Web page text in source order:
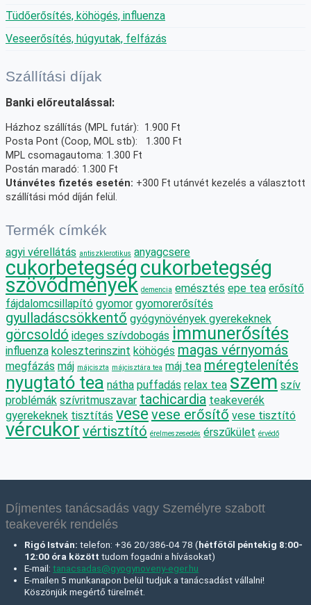
Tüdőerősítés, köhögés, influenza
Veseerősítés, húgyutak, felfázás
Szállítási díjak
Banki előreutalással:
Házhoz szállítás (MPL futár): 1.900 Ft
Posta Pont (Coop, MOL stb): 1.300 Ft
MPL csomagautoma: 1.300 Ft
Postán maradó: 1.300 Ft
Utánvétes fizetés esetén: +300 Ft utánvét kezelés a választott
szállítási mód díján felül.
Termék címkék
agyi vérellátás antiszklerotikus anyagcsere
cukorbetegség cukorbetegség
szövődmények demencia emésztés epe tea erősítő
fájdalomcsillapító gyomor gyomorerősítés
gyulladáscsökkentő gyógynövények gyerekeknek
görcsoldó ideges szívdobogás immunerősítés
influenza koleszterinszint köhögés magas vérnyomás
megfázás máj májciszta májcisztára tea máj tea méregtelenítés
nyugtató tea nátha puffadás relax tea szem szív
problémák szívritmuszavar tachicardia teakeverék
gyerekeknek tisztítás vese vese erősítő vese tisztító
vércukor vértisztító érelmeszesedés érszűkület érvédő
Díjmentes tanácsadás vagy Személyre szabott
teakeverék rendelés
Rigó István:telefon: +36 20/386-04 78 (hétfőtől péntekig 8:00-
12:00 óra között tudom fogadni a hívásokat)
E-mail:tanacsadas@gyogynoveny-eger.hu
E-mailen 5 munkanapon belül tudjuk a tanácsadást vállalni!
Köszönjük megértő türelmét.